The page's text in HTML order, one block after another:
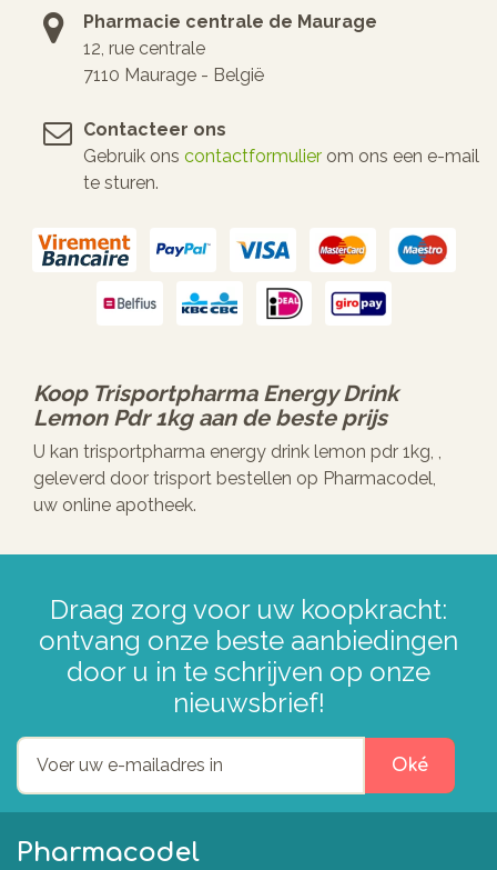
Pharmacie centrale de Maurage
12, rue centrale
7110 Maurage - België
Contacteer ons
Gebruik ons contactformulier om ons een e-mail
te sturen.
Koop Trisportpharma Energy Drink
Lemon Pdr 1kgaan de beste prijs
U kan trisportpharma energy drink lemon pdr 1kg, ,
geleverd door trisport bestellen op Pharmacodel,
uw online apotheek.
Draag zorg voor uw koopkracht:
ontvang onze beste aanbiedingen
door u in te schrijven op onze
nieuwsbrief!
Oké
Pharmacodel